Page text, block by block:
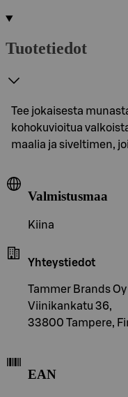
Tuotetiedot
Tee jokaisesta
kohokuvioitua
maalia ja siveltimen,
Valmistusmaa
Kiina
Yhteystiedot
Tammer Brands Oy
Viinikankatu 36,
33800 Tampere,
EAN